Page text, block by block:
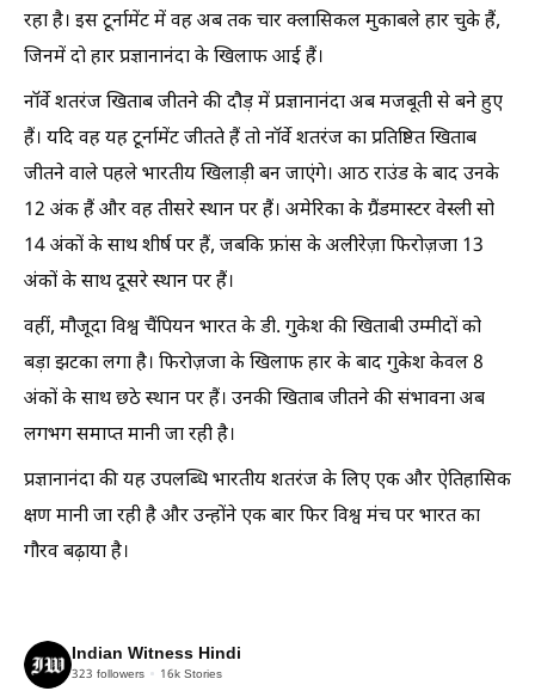
रहा है। इस टूर्नामेंट में वह अब तक चार क्लासिकल मुकाबले हार चुके हैं,
जिनमें दो हार प्रज्ञानानंदा के खिलाफ आई हैं।
नॉर्वे शतरंज खिताब जीतने की दौड़ में प्रज्ञानानंदा अब मजबूती से बने हुए
हैं। यदि वह यह टूर्नामेंट जीतते हैं तो नॉर्वे शतरंज का प्रतिष्ठित खिताब
जीतने वाले पहले भारतीय खिलाड़ी बन जाएंगे। आठ राउंड के बाद उनके
12 अंक हैं और वह तीसरे स्थान पर हैं। अमेरिका के ग्रैंडमास्टर वेस्ली सो
14 अंकों के साथ शीर्ष पर हैं, जबकि फ्रांस के अलीरेज़ा फिरोज़जा 13
अंकों के साथ दूसरे स्थान पर हैं।
वहीं, मौजूदा विश्व चैंपियन भारत के डी. गुकेश की खिताबी उम्मीदों को
बड़ा झटका लगा है। फिरोज़जा के खिलाफ हार के बाद गुकेश केवल 8
अंकों के साथ छठे स्थान पर हैं। उनकी खिताब जीतने की संभावना अब
लगभग समाप्त मानी जा रही है।
प्रज्ञानानंदा की यह उपलब्धि भारतीय शतरंज के लिए एक और ऐतिहासिक
क्षण मानी जा रही है और उन्होंने एक बार फिर विश्व मंच पर भारत का
गौरव बढ़ाया है।
Indian Witness Hindi
323 followers 16k Stories